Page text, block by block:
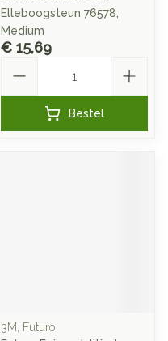
Elleboogsteun 76578,
Medium
€ 15,69
Bestel
3M, Futuro